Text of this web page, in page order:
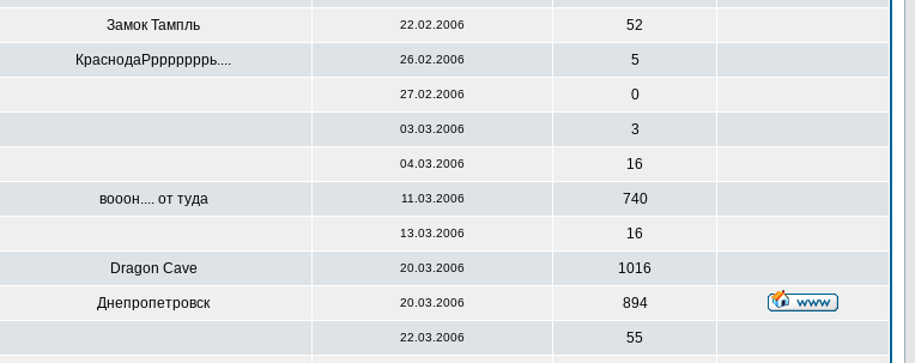
Замок Тампль 22.02.2006 52
КраснодаРрррррррь.... 26.02.2006 5
27.02.2006 0
03.03.2006 3
04.03.2006 16
вооон.... от туда 11.03.2006 740
13.03.2006 16
Dragon Cave 20.03.2006 1016
Днепропетровск 20.03.2006 894
22.03.2006 55